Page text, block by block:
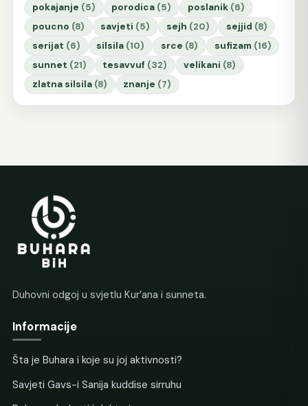
pokajanje (5) porodica (5) poslanik (6)
poucno (8) savjeti (5) sejh (20) sejjid (8)
serijat (6) silsila (10) srce (8) sufizam (16)
sunnet (21) tesavvuf (32) velikani (8)
zlatna silsila (8) znanje (7)
Duhovni odgoj u svjetlu Kur’ana i sunneta.
Informacije
Šta je Buhara i koje su joj aktivnosti?
Savjeti Gavs-i Sanija kuddise sirruhu